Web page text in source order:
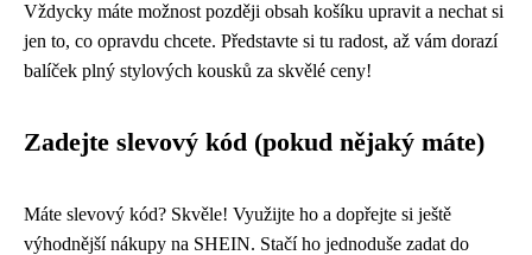
Vždycky máte možnost později obsah košíku upravit a nechat si
jen to, co opravdu chcete. Představte si tu radost, až vám dorazí
balíček plný stylových kousků za skvělé ceny!
Zadejte slevový kód (pokud nějaký máte)
Máte slevový kód? Skvěle! Využijte ho a dopřejte si ještě
výhodnější nákupy na SHEIN. Stačí ho jednoduše zadat do